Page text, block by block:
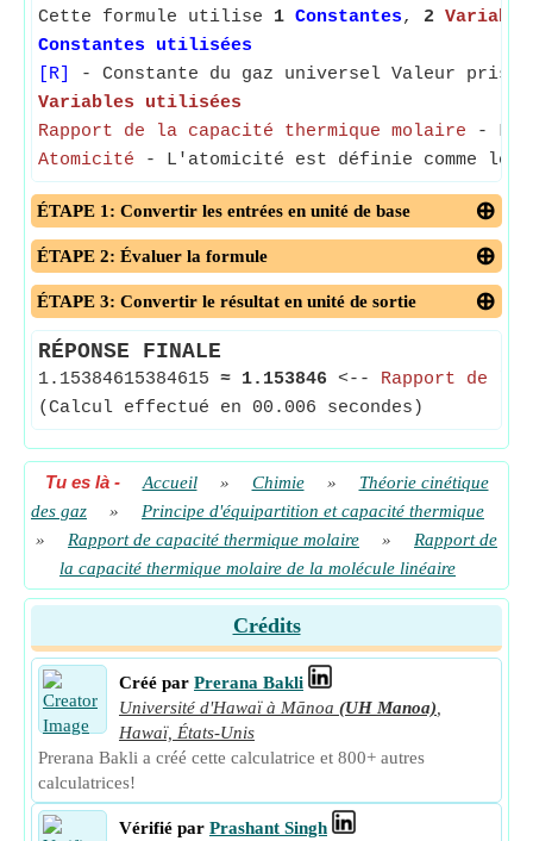
Cette formule utilise 1 Constantes, 2
Constantes utilisées
[R]
- Constante du gaz universel Valeur prise
Variables utilisées
Rapport de la capacité thermique molaire - Le
Atomicité - L'atomicité est définie comme le
ÉTAPE 1: Convertir les entrées en unité de base
ÉTAPE 2: Évaluer la formule
ÉTAPE 3: Convertir le résultat en unité de sortie
RÉPONSE FINALE
1.15384615384615 ≈ 1.153846 <-- Rapport de la
(Calcul effectué en 00.006 secondes)
Tu es là- Accueil » Chimie »
Théorie cinétique
des gaz
»
Principe d'équipartition et capacité thermique
»
Rapport de capacité thermique molaire »
Rapport de
la capacité thermique molaire de la molécule linéaire
Crédits
Créé par Prerana Bakli
Université d'Hawaï à Mānoa (UH Manoa)
Hawaï, États-Unis
Prerana Bakli a créé cette calculatrice et 800+ autres
calculatrices!
Vérifié par Prashant Singh